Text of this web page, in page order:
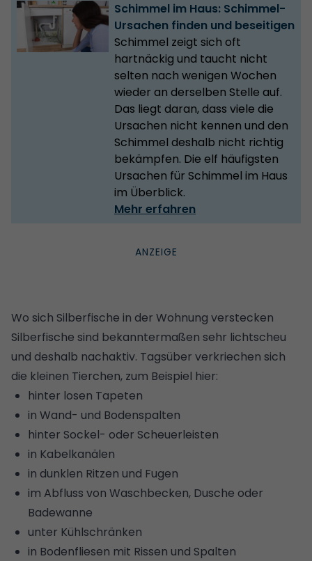
Schimmel im Haus: Schimmel-
Ursachen finden und beseitigen
Schimmel zeigt sich oft
hartnäckig und taucht nicht
selten nach wenigen Wochen
wieder an derselben Stelle auf.
Das liegt daran, dass viele die
Ursachen nicht kennen und den
Schimmel deshalb nicht richtig
bekämpfen. Die elf häufigsten
Ursachen für Schimmel im Haus
im Überblick.
Mehr erfahren
Wo sich Silberfische in der Wohnung verstecken
Silberfische sind bekanntermaßen sehr lichtscheu
und deshalb nachaktiv. Tagsüber verkriechen sich
die kleinen Tierchen, zum Beispiel hier:
hinter losen Tapeten
in Wand- und Bodenspalten
hinter Sockel- oder Scheuerleisten
in Kabelkanälen
in dunklen Ritzen und Fugen
im Abfluss von Waschbecken, Dusche oder
Badewanne
unter Kühlschränken
in Bodenfliesen mit Rissen und Spalten